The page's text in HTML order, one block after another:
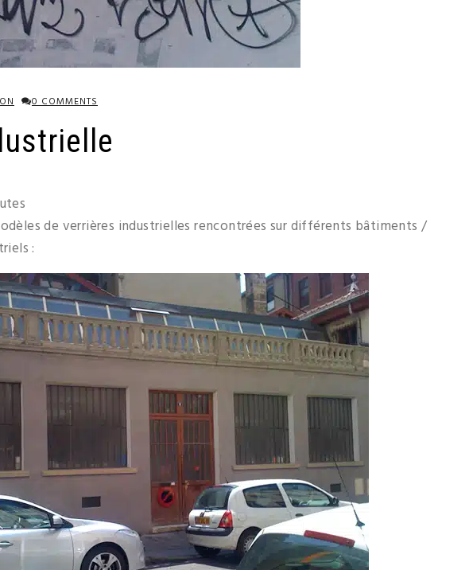
0 COMMENTS
de verrières industrielles rencontrées sur différents bâtiments /
: